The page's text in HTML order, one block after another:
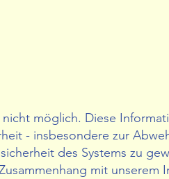
möglich. Diese
- insbesondere zur
des Systems zu
mit unserem